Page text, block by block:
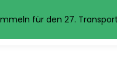
für den 27.